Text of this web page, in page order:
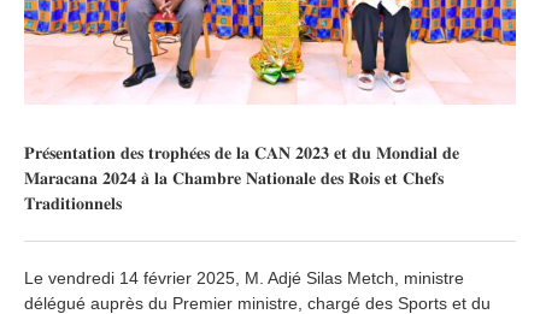
𝐏𝐫𝐞́𝐬𝐞𝐧𝐭𝐚𝐭𝐢𝐨𝐧 𝐝𝐞𝐬 𝐭𝐫𝐨𝐩𝐡𝐞́𝐞𝐬 𝐝𝐞 𝐥𝐚 𝐂𝐀𝐍 𝟐𝟎𝟐𝟑 𝐞𝐭 𝐝𝐮 𝐌𝐨𝐧𝐝𝐢𝐚𝐥 𝐝𝐞
𝐌𝐚𝐫𝐚𝐜𝐚𝐧𝐚 𝟐𝟎𝟐𝟒 𝐚̀ 𝐥𝐚 𝐂𝐡𝐚𝐦𝐛𝐫𝐞 𝐍𝐚𝐭𝐢𝐨𝐧𝐚𝐥𝐞 𝐝𝐞𝐬 𝐑𝐨𝐢𝐬 𝐞𝐭 𝐂𝐡𝐞𝐟𝐬
𝐓𝐫𝐚𝐝𝐢𝐭𝐢𝐨𝐧𝐧𝐞𝐥𝐬
Le vendredi 14 février 2025, M. Adjé Silas Metch, ministre
délégué auprès du Premier ministre, chargé des Sports et du